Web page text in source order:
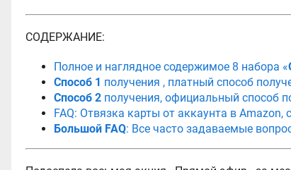
СОДЕРЖАНИЕ:
Полное и наглядное содержимое 8 набора «
Способ 1 получения , платный способ
Способ 2 получения, официальный способ
FAQ: Отвязка карты от аккаунта в Amazon,
Большой FAQ: Все часто задаваемые